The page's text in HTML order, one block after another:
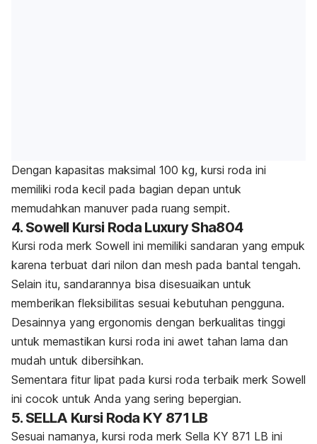
Dengan kapasitas maksimal 100 kg, kursi roda ini
memiliki roda kecil pada bagian depan untuk
memudahkan manuver pada ruang sempit.
4. Sowell Kursi Roda Luxury Sha804
Kursi roda merk Sowell ini memiliki sandaran yang empuk
karena terbuat dari nilon dan mesh pada bantal tengah.
Selain itu, sandarannya bisa disesuaikan untuk
memberikan fleksibilitas sesuai kebutuhan pengguna.
Desainnya yang ergonomis dengan berkualitas tinggi
untuk memastikan kursi roda ini awet tahan lama dan
mudah untuk dibersihkan.
Sementara fitur lipat pada kursi roda terbaik merk Sowell
ini cocok untuk Anda yang sering bepergian.
5. SELLA Kursi Roda KY 871 LB
Sesuai namanya, kursi roda merk Sella KY 871 LB ini